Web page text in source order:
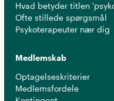
Hvad betyder titlen
Ofte stillede spørgsmål
Psykoterapeuter nær dig
Medlemskab
Optagelseskriterier
Medlemsfordele